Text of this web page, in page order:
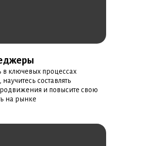
в ключевых процессах
составлять
и повысите свою
на рынке